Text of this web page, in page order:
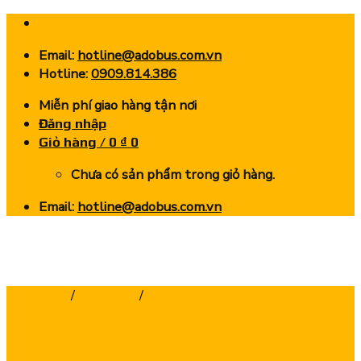
Skip
contentEmail: hotline@adobus.com.vn
Hotline:0909.814.386
Miễn phí giao hàng tận nơi
Đăng nhập
Giỏ hàng / 0 ₫ 0
Chưa có sản phẩm trong giỏ hàng.
Email: hotline@adobus.com.vn
/ /